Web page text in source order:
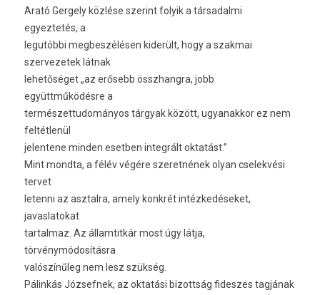
Arató Gergely közlése szerint folyik a társadalmi
egyeztetés, a
legutóbbi megbeszélésen kiderült, hogy a szakmai
szervezetek látnak
lehetőséget „az erősebb összhangra, jobb
együttműködésre a
természettudományos tárgyak között, ugyanakkor ez nem
feltétlenül
jelentene minden esetben integrált oktatást.”
Mint mondta, a félév végére szeretnének olyan cselekvési
tervet
letenni az asztalra, amely konkrét intézkedéseket,
javaslatokat
tartalmaz. Az államtitkár most úgy látja,
törvénymódosításra
valószínűleg nem lesz szükség.
Pálinkás Józsefnek, az oktatási bizottság fideszes tagjának